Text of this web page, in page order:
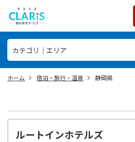
ホーム 宿泊・旅行・温泉 静岡県
ルートインホテルズ